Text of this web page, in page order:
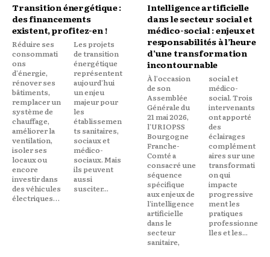
Transition énergétique :
des financements
existent, profitez-en !
Réduire ses
consommati
ons
d'énergie,
rénover ses
bâtiments,
remplacer un
système de
chauffage,
améliorer la
ventilation,
isoler ses
locaux ou
encore
investir dans
des véhicules
électriques…
Les projets
de transition
énergétique
représentent
aujourd'hui
un enjeu
majeur pour
les
établissemen
ts sanitaires,
sociaux et
médico-
sociaux. Mais
ils peuvent
aussi
susciter...
Intelligence artificielle
dans le secteur social et
médico-social : enjeux et
responsabilités à l’heure
d’une transformation
incontournable
À l'occasion
de son
Assemblée
Générale du
21 mai 2026,
l'URIOPSS
Bourgogne
Franche-
Comté a
consacré une
séquence
spécifique
aux enjeux de
l'intelligence
artificielle
dans le
secteur
sanitaire,
social et
médico-
social. Trois
intervenants
ont apporté
des
éclairages
complément
aires sur une
transformati
on qui
impacte
progressive
ment les
pratiques
professionne
lles et les...